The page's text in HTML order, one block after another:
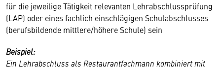
für die jeweilige Tätigkeit relevanten Lehrabschlussprüfung
(LAP) oder eines fachlich einschlägigen Schulabschlusses
(berufsbildende mittlere/höhere Schule) sein
Beispiel:
Ein Lehrabschluss als Restaurantfachmann kombiniert mit